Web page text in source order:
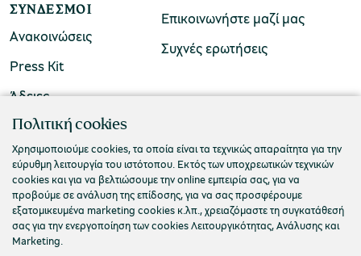
ΣΎΝΔΕΣΜΟΙ
Ανακοινώσεις
Press Kit
Άδειες
Επικοινωνήστε μαζί μας
Συχνές ερωτήσεις
ΠΟΛΙΤΙΣΤΙΚΟ ΙΔΡΥΜΑ ΟΜΙΛΟΥ ΠΕΙΡΑΙΩΣ
Τ. 210 3256922
Ε. info@piop.gr
ΣΥΝΔΕΘΕΙΤΕ ΜΑΖΙ ΜΑΣ
Πολιτική cookies
Χρησιμοποιούμε cookies, τα οποία είναι τα τεχνικώς απαραίτητα για την
εύρυθμη λειτουργία του ιστότοπου. Εκτός των υποχρεωτικών τεχνικών
cookies και για να βελτιώσουμε την online εμπειρία σας, για να
προβούμε σε ανάλυση της επίδοσης, για να σας προσφέρουμε
εξατομικευμένα marketing cookies κ.λπ., χρειαζόμαστε τη συγκατάθεσή
σας για την ενεργοποίηση των cookies Λειτουργικότητας, Ανάλυσης και
Marketing.